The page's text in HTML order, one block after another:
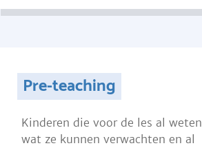
Pre-teaching
Kinderen die voor de les al weten
wat ze kunnen verwachten en al